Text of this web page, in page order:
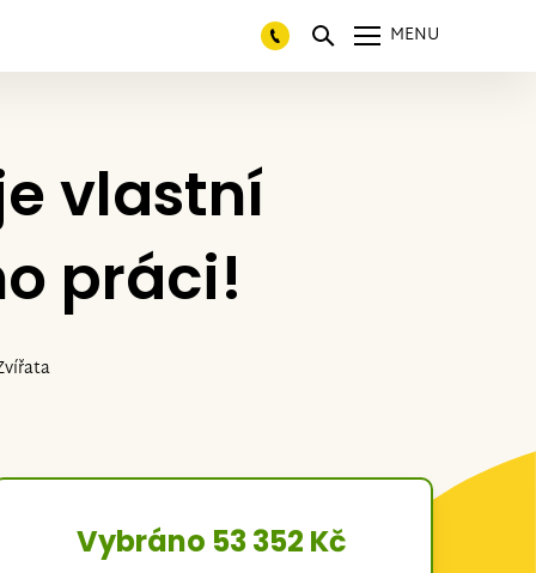
MENU
vlastní
práci!
Vybráno 53 352 Kč